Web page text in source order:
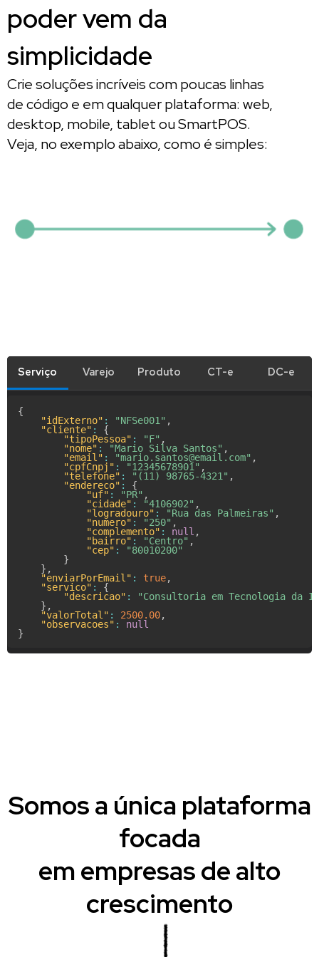
poder vem da
simplicidade
Crie soluções incríveis com poucas linhas
de código e em qualquer plataforma: web,
desktop, mobile, tablet ou SmartPOS.
Veja, no exemplo abaixo, como é simples:
Serviço Varejo Produto CT-e DC-e
{
"idExterno" : "NFSe001" ,
"cliente" :
{
"tipoPessoa" : "F" ,
"nome" : "Mario Silva Santos" ,
"email" : "mario.santos@email.com" ,
"cpfCnpj" : "12345678901" ,
"telefone" : "(11) 98765-4321" ,
"endereco" :
{
"uf" : "PR" ,
"cidade" : "4106902" ,
"logradouro" : "Rua das Palmeiras" ,
"numero" : "250" ,
"complemento" : null ,
"bairro" : "Centro" ,
"cep" :
"80010200"
}
} ,
"enviarPorEmail" : true,
"servico" :
{
"descricao" :
"Consultoria em Tecnologia da
} ,
"valorTotal" : 2500.00,
"observacoes" :
null
}
Somos a única plataforma
focada
em empresas de alto
crescimento